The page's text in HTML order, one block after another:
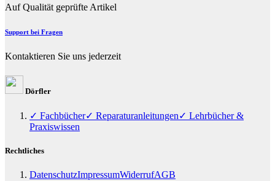
Auf Qualität geprüfte Artikel
Support bei Fragen
Kontaktieren Sie uns jederzeit
Dörfler
✓ Fachbücher✓ Reparaturanleitungen✓ Lehrbücher &
Praxiswissen
Rechtliches
DatenschutzImpressumWiderrufAGB